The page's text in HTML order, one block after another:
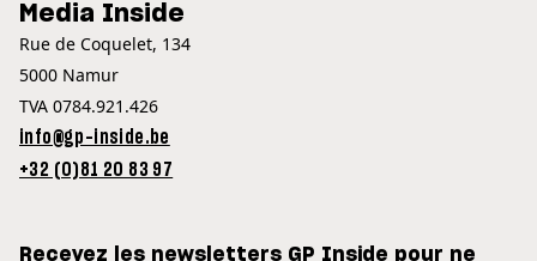
Media Inside
Rue de Coquelet, 134
5000 Namur
TVA 0784.921.426
info@gp-inside.be
+32 (0)81 20 83 97
Recevez les newsletters GP Inside pour ne